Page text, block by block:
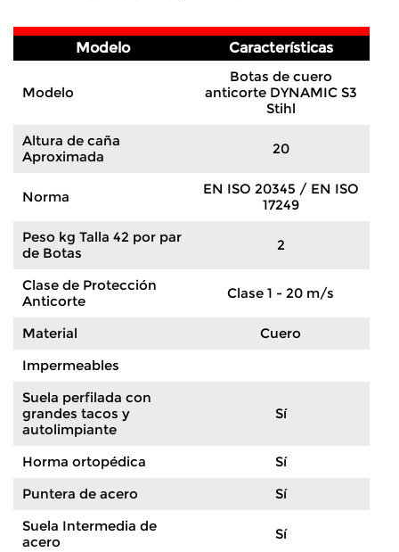
Modelo Características
Modelo
Botas de cuero
anticorte DYNAMIC S3
Stihl
Altura de caña
Aproximada
20
Norma
EN ISO 20345 / EN ISO
17249
Peso kg Talla 42 por par
de Botas
2
Clase de Protección
Anticorte
Clase 1 - 20 m/s
Material
Cuero
Impermeables
Suela perfilada con
grandes tacos y
autolimpiante
Sí
Horma ortopédica
Sí
Puntera de acero
Sí
Suela Intermedia de
acero
Sí